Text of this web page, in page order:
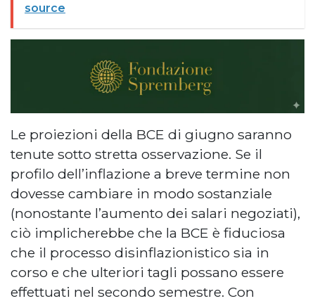
source
Le proiezioni della BCE di giugno saranno
tenute sotto stretta osservazione. Se il
profilo dell’inflazione a breve termine non
dovesse cambiare in modo sostanziale
(nonostante l’aumento dei salari negoziati),
ciò implicherebbe che la BCE è fiduciosa
che il processo disinflazionistico sia in
corso e che ulteriori tagli possano essere
effettuati nel secondo semestre. Con